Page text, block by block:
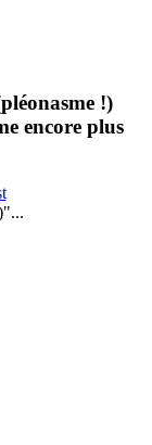
!)
encore plus